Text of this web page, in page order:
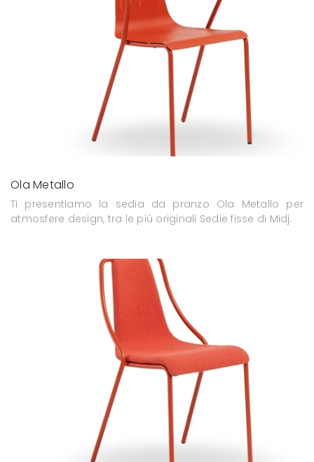
Ola Metallo
Ti presentiamo la sedia da pranzo Ola Metallo per
atmosfere design, tra le più originali Sedie fisse di Midj.